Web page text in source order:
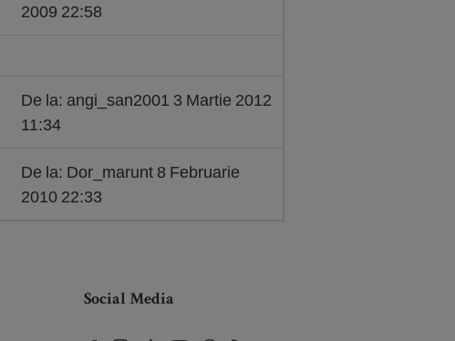
2009 22:58
De la: angi_san2001 3 Martie 2012
11:34
De la: Dor_marunt 8 Februarie
2010 22:33
Social Media